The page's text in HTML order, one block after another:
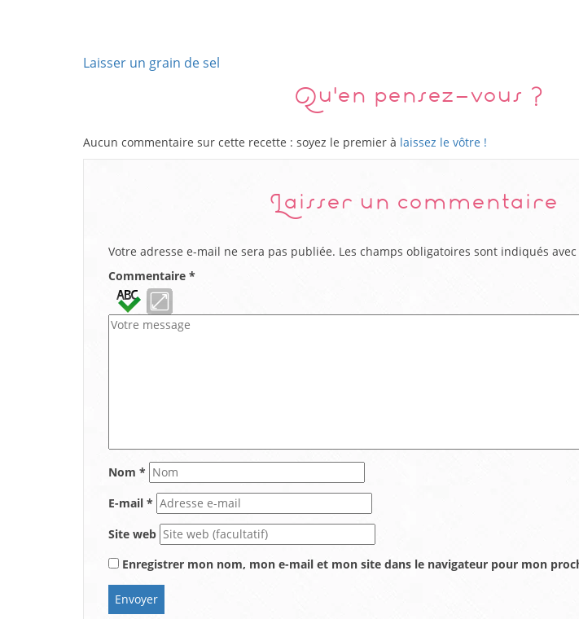
Laisser un grain de sel
Qu'en pensez-vous ?
Aucun commentaire sur cette recette : soyez le premier à laissez le vôtre !
Laisser un commentaire
Votre adresse e-mail ne sera pas publiée. Les champs obligatoires sont indiqués avec
Commentaire *
Nom *
E-mail *
Site web
Enregistrer mon nom, mon e-mail et mon site dans le navigateur pour mon